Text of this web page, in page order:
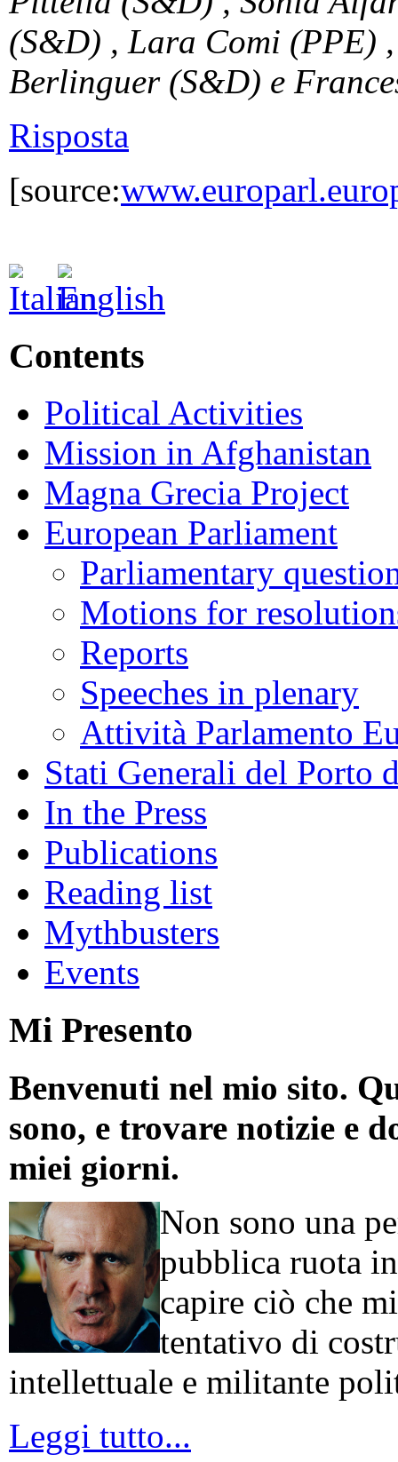
(S&D) , Lara Comi (PPE)
Berlinguer (S&D) e
Risposta
[source:
Contents
Political Activities
Mission in Afghanistan
Magna Grecia Project
European Parliament
Parliamentary
Motions for
Reports
Speeches in plenary
Attività Parlamento
Stati Generali del Porto
In the Press
Publications
Reading list
Mythbusters
Events
Mi Presento
Benvenuti nel mio sito.
sono, e trovare notizie e
miei giorni.
Non sono una
pubblica ruota
capire ciò che
tentativo di
intellettuale e militante
Leggi tutto...